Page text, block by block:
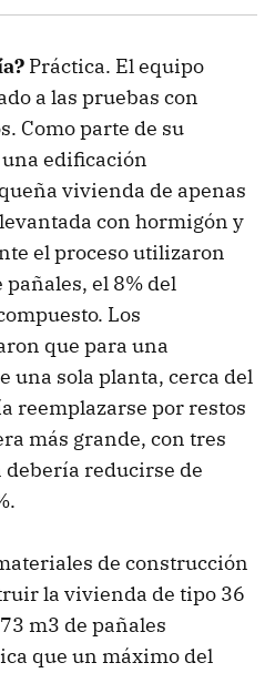
Práctica. El equipo
a las pruebas con
Como parte de su
edificación
vivienda de apenas
con hormigón y
el proceso utilizaron
el 8% del
Los
que para una
una sola planta, cerca del
reemplazarse por restos
más grande, con tres
reducirse de
de construcción
la vivienda de tipo 36
m3 de pañales
que un máximo del